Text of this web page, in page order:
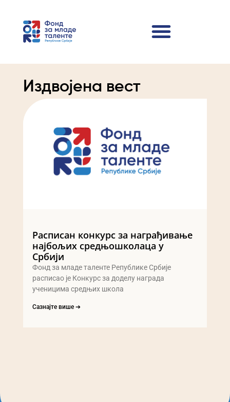
Издвојена вест
Расписан конкурс за награђивање
најбољих средњошколаца у
Србији
Фонд за младе таленте Републике Србије
расписао је Конкурс за доделу награда
ученицима средњих школа
Сазнајте више ➔